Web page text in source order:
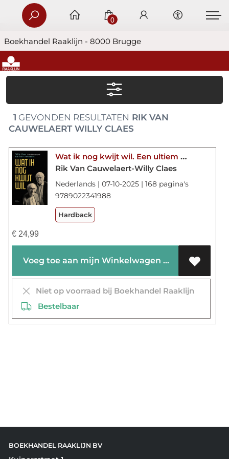
Boekhandel Raaklijn - 8000 Brugge
0
1 GEVONDEN RESULTATEN RIK VAN
CAUWELAERT WILLY CLAES
Wat ik nog kwijt wil. Een ultiem gesprek
Rik Van Cauwelaert-Willy Claes
Nederlands | 07-10-2025 | 168 pagina's
9789022341988
Hardback
€24,99
Voeg toe aan mijn Winkelwagen
Niet op voorraad bij Boekhandel Raaklijn
Bestelbaar
BOEKHANDEL RAAKLIJN BV